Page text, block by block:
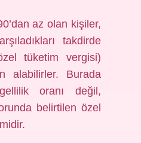
az olan kişiler,
takdirde
tüketim vergisi)
alabilirler. Burada
oranı değil,
belirtilen özel